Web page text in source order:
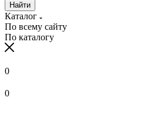
Найти
Каталог
По всему сайту
По каталогу
0
0